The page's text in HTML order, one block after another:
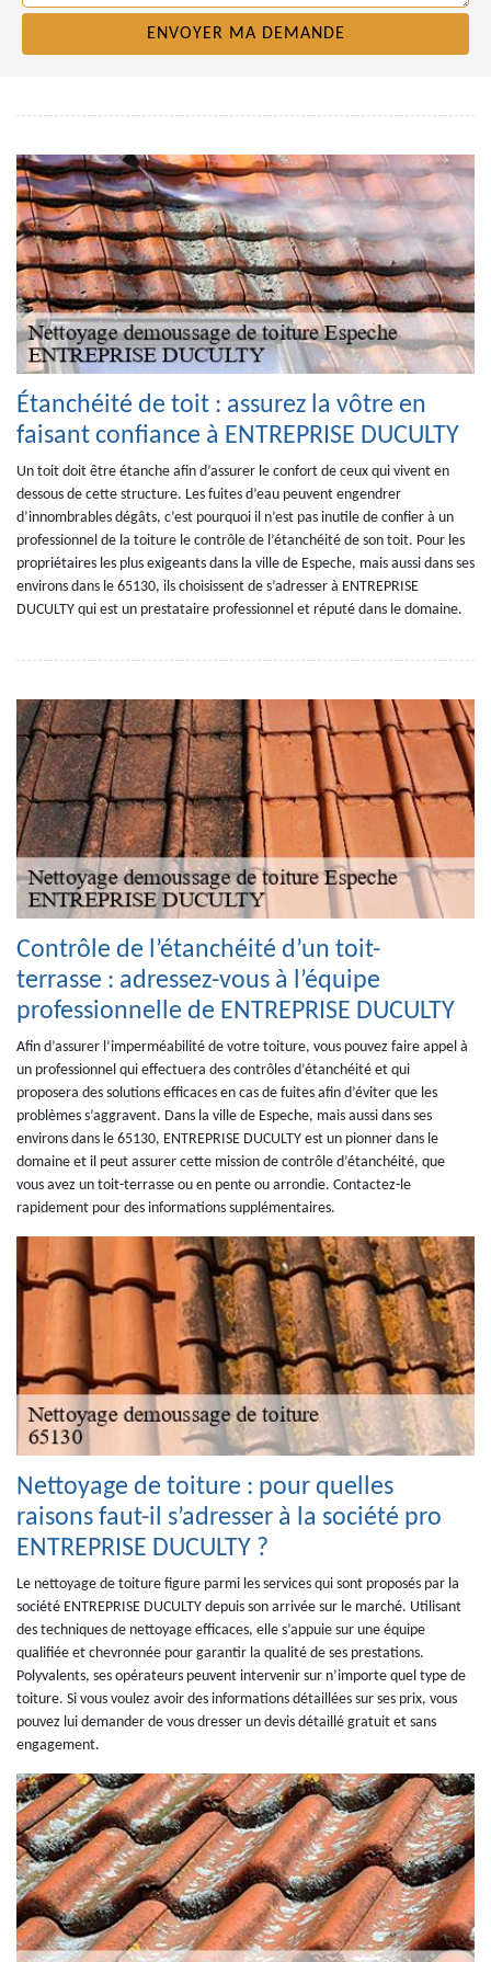
Étanchéité de toit : assurez la vôtre en
faisant confiance à ENTREPRISE DUCULTY
Un toit doit être étanche afin d’assurer le confort de ceux qui vivent en
dessous de cette structure. Les fuites d’eau peuvent engendrer
d’innombrables dégâts, c’est pourquoi il n’est pas inutile de confier à un
professionnel de la toiture le contrôle de l’étanchéité de son toit. Pour les
propriétaires les plus exigeants dans la ville de Espeche, mais aussi dans ses
environs dans le 65130, ils choisissent de s’adresser à ENTREPRISE
DUCULTY qui est un prestataire professionnel et réputé dans le domaine.
Contrôle de l’étanchéité d’un toit-
terrasse : adressez-vous à l’équipe
professionnelle de ENTREPRISE DUCULTY
Afin d’assurer l’imperméabilité de votre toiture, vous pouvez faire appel à
un professionnel qui effectuera des contrôles d’étanchéité et qui
proposera des solutions efficaces en cas de fuites afin d’éviter que les
problèmes s’aggravent. Dans la ville de Espeche, mais aussi dans ses
environs dans le 65130, ENTREPRISE DUCULTY est un pionner dans le
domaine et il peut assurer cette mission de contrôle d’étanchéité, que
vous avez un toit-terrasse ou en pente ou arrondie. Contactez-le
rapidement pour des informations supplémentaires.
Nettoyage de toiture : pour quelles
raisons faut-il s’adresser à la société pro
ENTREPRISE DUCULTY ?
Le nettoyage de toiture figure parmi les services qui sont proposés par la
société ENTREPRISE DUCULTY depuis son arrivée sur le marché. Utilisant
des techniques de nettoyage efficaces, elle s’appuie sur une équipe
qualifiée et chevronnée pour garantir la qualité de ses prestations.
Polyvalents, ses opérateurs peuvent intervenir sur n’importe quel type de
toiture. Si vous voulez avoir des informations détaillées sur ses prix, vous
pouvez lui demander de vous dresser un devis détaillé gratuit et sans
engagement.